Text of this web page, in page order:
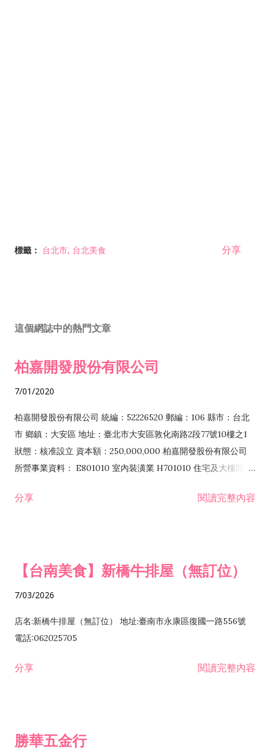
標籤： 台北市 台北美食 分享
這個網誌中的熱門文章
柏嘉開發股份有限公司
7/01/2020
柏嘉開發股份有限公司 統編：52226520 郵編：106 縣市：台北
市 鄉鎮：大安區 地址：臺北市大安區敦化南路2段77號10樓之1
狀態：核准設立 資本額：250,000,000 柏嘉開發股份有限公司
所營事業資料： E801010 室內裝潢業 H701010 住宅及大樓開發
發業 H703090 不動產買賣業 H703100 不動產租賃業 I503010
分享 閱讀完整內容
【台南美食】新橋牛排屋（無訂位）
7/03/2026
店名:新橋牛排屋（無訂位） 地址:臺南市永康區復國一路556號
電話:062025705
分享 閱讀完整內容
勝華五金行